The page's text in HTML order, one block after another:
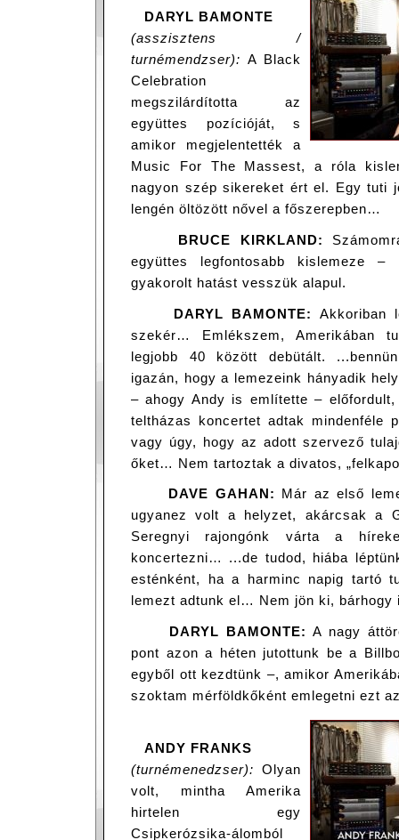
DARYL BAMONTE
(asszisztens /
turnémendzser): A Black
Celebration
megszilárdította az
együttes pozícióját, s
amikor megjelentették a
Music For The Massest, a róla
nagyon szép sikereket ért el. Egy tuti
lengén öltözött nővel a főszerepben…
BRUCE KIRKLAND:
együttes legfontosabb kislemeze
gyakorolt hatást vesszük alapul.
DARYL BAMONTE:
Akkoriban
szekér… Emlékszem, Amerikában
legjobb 40 között debütált.
igazán, hogy a lemezeink hányadik
– ahogy Andy is említette –
teltházas koncertet adtak mindenféle
vagy úgy, hogy az adott szervező
őket… Nem tartoztak a divatos,
DAVE GAHAN: Már az első
ugyanez volt a helyzet, akárcsak a
Seregnyi rajongónk várta a
koncertezni… ...de tudod, hiába
esténként, ha a harminc napig tartó
lemezt adtunk el… Nem jön ki,
DARYL BAMONTE: A nagy
pont azon a héten jutottunk be a
egyből ott kezdtünk –, amikor
szoktam mérföldkőként emlegetni ezt
ANDY FRANKS
(turnémenedzser): Olyan
volt, mintha Amerika
hirtelen egy
Csipkerózsika-álomból